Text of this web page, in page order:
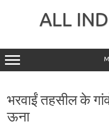
ALL
भरवाईं तहसील के
ऊना